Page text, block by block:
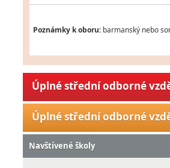
Poznámky k oboru: barmanský nebo
Úplné střední odborné
Úplné střední odborné
Navštívené školy